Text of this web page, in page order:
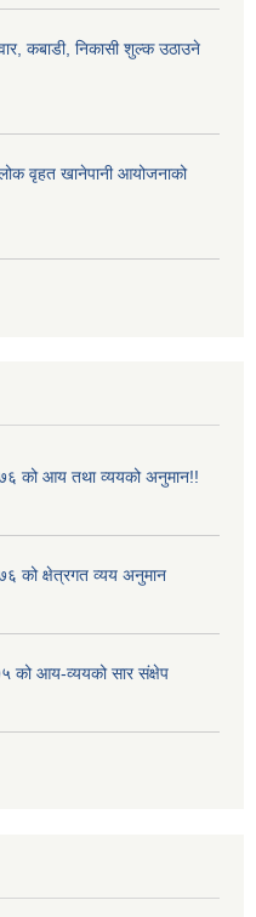
कबाडी, निकासी शुल्क उठाउने
वृहत खानेपानी आयोजनाको
को आय तथा व्ययको अनुमान!!
को क्षेत्रगत व्यय अनुमान
को आय-व्ययको सार संक्षेप